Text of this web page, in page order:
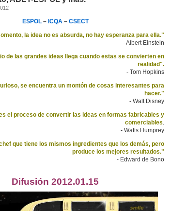
ESPOL– ICQA– CSECT
la idea no es absurda, no hay esperanza para ella."
- Albert Einstein
de las grandes ideas llega cuando estas se convierten en
realidad".
- Tom Hopkins
se encuentra un montón de cosas interesantes para
hacer."
- Walt Disney
el proceso de convertir las ideas en formas fabricables y
comerciables.
- Watts Humprey
que tiene los mismos ingredientes que los demás, pero
produce los mejores resultados."
- Edward de Bono
Difusión 2012.01.15